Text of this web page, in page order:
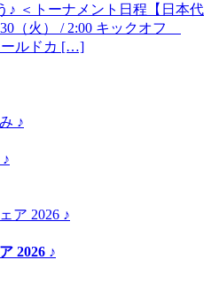
♪ ＜トーナメント日程【日本代
（火） / 2:00 キックオフ
ールドカ […]
2026 ♪